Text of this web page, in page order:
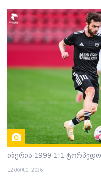
იბერია 1999 1:1 ტორპედო
12 მაისი. 2026